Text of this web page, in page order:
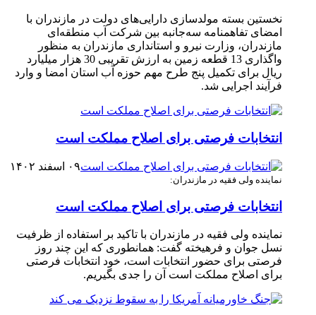
نخستین بسته مولدسازی دارایی‌های دولت در مازندران با
امضای تفاهمنامه سه‌جانبه بین شرکت آب منطقه‌ای
مازندران، وزارت نیرو و استانداری مازندران به منظور
واگذاری 13 قطعه زمین به ارزش تقریبی 30 هزار میلیارد
ریال برای تکمیل پنج طرح مهم حوزه آب استان امضا و وارد
فرآیند اجرایی شد. ‎
انتخابات فرصتی برای اصلاح مملکت است
۰۹ اسفند ۱۴۰۲
نماینده ولی فقیه در مازندران:
انتخابات فرصتی برای اصلاح مملکت است
نماینده ولی فقیه در مازندران با تاکید بر استفاده از ظرفیت
نسل جوان و فرهیخته گفت: همانطوری که این چند روز
فرصتی برای حضور انتخابات است، خود انتخابات فرصتی
برای اصلاح مملکت است آن را جدی بگیریم.